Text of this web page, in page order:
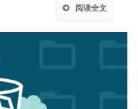
阅读全文